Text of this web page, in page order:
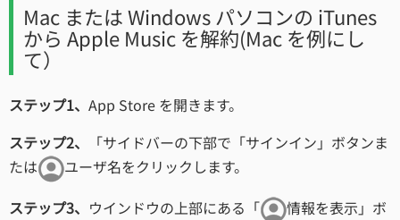
Mac または Windows パソコンの iTunes
から Apple Music を解約(Mac を例にし
て）
ステップ1、 App Store を開きます。
ステップ2、
「サイドバーの下部で「サインイン」ボタンま
たは
ユーザ名をクリックします。
ステップ3、 ウインドウの上部にある「
情報を表示」ボ